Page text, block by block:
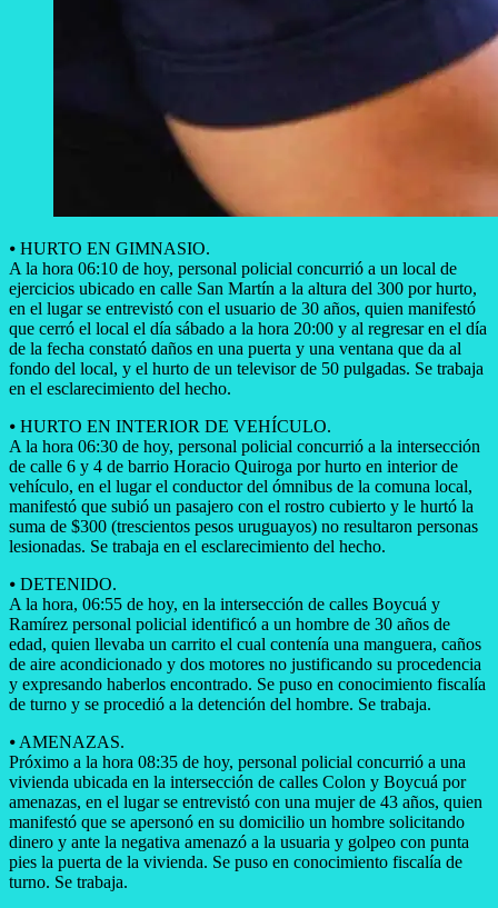
⦁ ​HURTO EN GIMNASIO.
A la hora 06:10 de hoy, personal policial concurrió a un local de
ejercicios ubicado en calle San Martín a la altura del 300 por hurto,
en el lugar se entrevistó con el usuario de 30 años, quien manifestó
que cerró el local el día sábado a la hora 20:00 y al regresar en el día
de la fecha constató daños en una puerta y una ventana que da al
fondo del local, y el hurto de un televisor de 50 pulgadas. Se trabaja
en el esclarecimiento del hecho.
⦁ ​HURTO EN INTERIOR DE VEHÍCULO.
A la hora 06:30 de hoy, personal policial concurrió a la intersección
de calle 6 y 4 de barrio Horacio Quiroga por hurto en interior de
vehículo, en el lugar el conductor del ómnibus de la comuna local,
manifestó que subió un pasajero con el rostro cubierto y le hurtó la
suma de $300 (trescientos pesos uruguayos) no resultaron personas
lesionadas. Se trabaja en el esclarecimiento del hecho.
⦁ ​DETENIDO.
A la hora, 06:55 de hoy, en la intersección de calles Boycuá y
Ramírez personal policial identificó a un hombre de 30 años de
edad, quien llevaba un carrito el cual contenía una manguera, caños
de aire acondicionado y dos motores no justificando su procedencia
y expresando haberlos encontrado. Se puso en conocimiento fiscalía
de turno y se procedió a la detención del hombre. Se trabaja.
⦁ AMENAZAS.
Próximo a la hora 08:35 de hoy, personal policial concurrió a una
vivienda ubicada en la intersección de calles Colon y Boycuá por
amenazas, en el lugar se entrevistó con una mujer de 43 años, quien
manifestó que se apersonó en su domicilio un hombre solicitando
dinero y ante la negativa amenazó a la usuaria y golpeo con punta
pies la puerta de la vivienda. Se puso en conocimiento fiscalía de
turno. Se trabaja.